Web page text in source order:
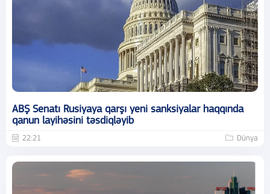
ABŞ Senatı Rusiyaya qarşı yeni sanksiyalar haqqında
qanun layihəsini təsdiqləyib
22:21 Dünya